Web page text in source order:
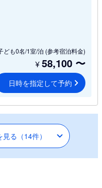
ども0名/1室/泊 (参考宿泊料金)
¥58,100 〜
日時を指定して予約
る（14件）